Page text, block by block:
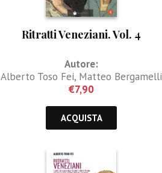
Ritratti Veneziani. Vol. 4
Autore:
Alberto Toso Fei, Matteo Bergamelli
€7,90
ACQUISTA